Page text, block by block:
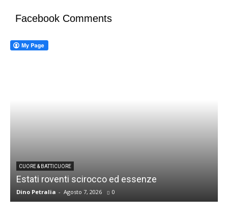
Facebook Comments
CUORE & BATTICUORE
Estati roventi scirocco ed essenze
Dino Petralia - Agosto 7, 2026 0